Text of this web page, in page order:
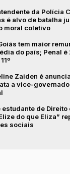
da Polícia
é alvo de batalha
moral coletivo
tem maior
do país; Penal é
Zaiden é
a vice-
estudante de Direito
do que Eliza”
sociais